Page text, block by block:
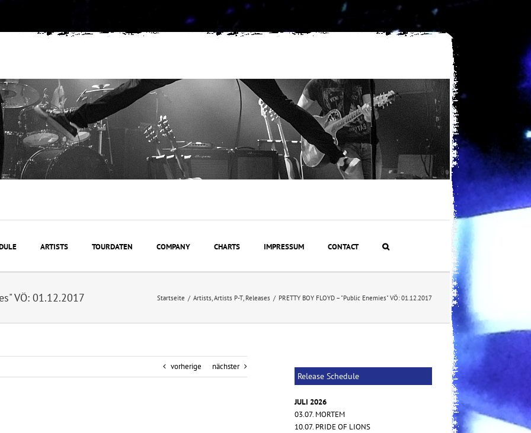
ARTISTS TOURDATEN COMPANY CHARTS IMPRESSUM CONTACT
VÖ: 01.12.2017 Startseite / Artists Artists P-T Releases / PRETTY BOY FLOYD – "Public Enemies" VÖ: 01.12.2017
vorherige nächster
Release Schedule
JULI 2026
03.07. MORTEM
10.07. PRIDE OF LIONS